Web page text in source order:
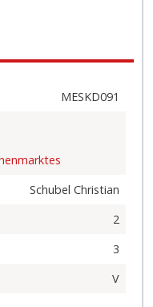
MESKD091
Schubel Christian
2
3
V